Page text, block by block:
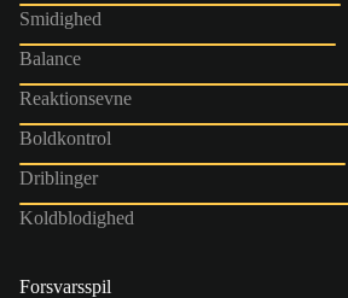
Smidighed
Balance
Reaktionsevne
Boldkontrol
Driblinger
Koldblodighed
Forsvarsspil